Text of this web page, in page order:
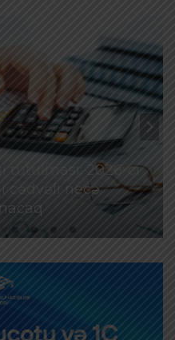
2026-cı
cədvəli necə